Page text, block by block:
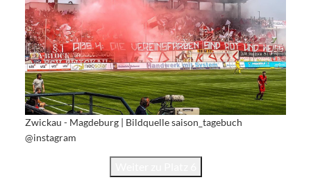
Zwickau - Magdeburg | Bildquelle saison_tagebuch
@instagram